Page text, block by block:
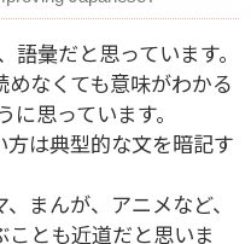
彙だと思っています。
なくても意味がわかる
思っています。
方は典型的な文を暗記す
まんが、アニメなど、
とも近道だと思いま